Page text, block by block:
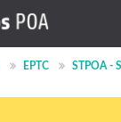
EPTC
STPOA -